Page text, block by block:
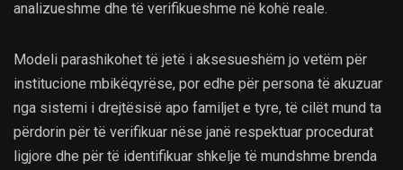
analizueshme dhe të verifikueshme në kohë reale.
Modeli parashikohet të jetë i aksesueshëm jo vetëm për
institucione mbikëqyrëse, por edhe për persona të akuzuar
nga sistemi i drejtësisë apo familjet e tyre, të cilët mund ta
përdorin për të verifikuar nëse janë respektuar procedurat
ligjore dhe për të identifikuar shkelje të mundshme brenda